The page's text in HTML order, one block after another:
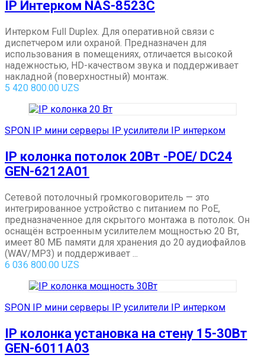
IP Интерком NAS-8523C
Интерком Full Duplex. Для оперативной связи с
диспетчером или охраной. Предназначен для
использования в помещениях, отличается высокой
надежностью, HD-качеством звука и поддерживает
накладной (поверхностный) монтаж.
5 420 800.00 UZS
SPON IP мини серверы IP усилители IP интерком
IP колонка потолок 20Вт -POE/ DC24
GEN-6212A01
Сетевой потолочный громкоговоритель — это
интегрированное устройство с питанием по PoE,
предназначенное для скрытого монтажа в потолок. Он
оснащён встроенным усилителем мощностью 20 Вт,
имеет 80 МБ памяти для хранения до 20 аудиофайлов
(WAV/MP3) и поддерживает ...
6 036 800.00 UZS
SPON IP мини серверы IP усилители IP интерком
IP колонка установка на стену 15-30Вт
GEN-6011A03